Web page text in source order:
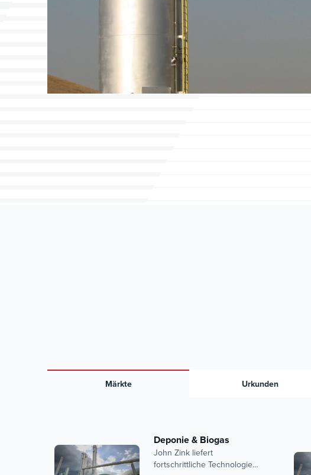
Märkte Urkunden
Deponie & Biogas
John Zink liefert
fortschrittliche Technologie